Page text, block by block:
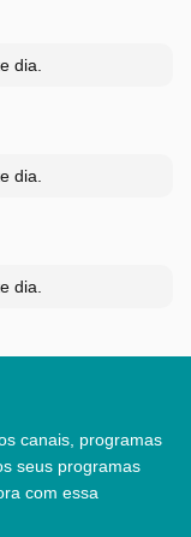
dia.
dia.
dia.
canais, programas
seus programas
com essa